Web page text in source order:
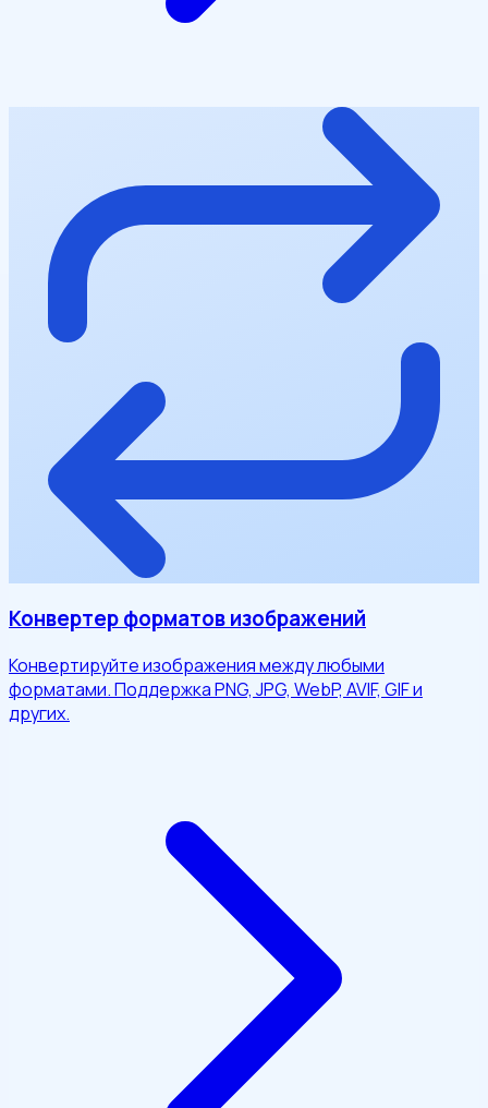
Конвертер форматов изображений
Конвертируйте изображения между любыми
форматами. Поддержка PNG, JPG, WebP, AVIF, GIF и
других.